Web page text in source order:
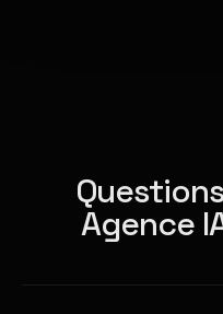
Agence